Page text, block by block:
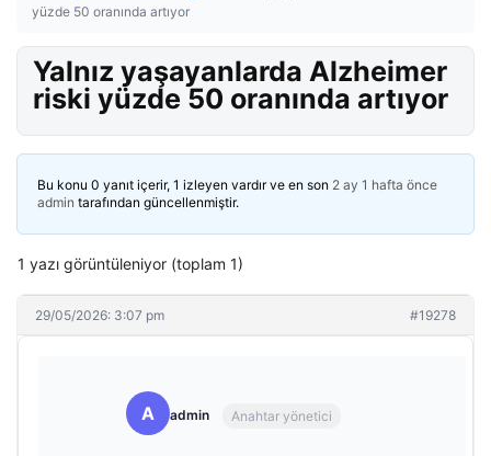
yüzde 50 oranında artıyor
Yalnız yaşayanlarda Alzheimer
riski yüzde 50 oranında artıyor
Bu konu 0 yanıt içerir, 1 izleyen vardır ve en son 2 ay 1 hafta önce
admin tarafından güncellenmiştir.
1 yazı görüntüleniyor (toplam 1)
29/05/2026: 3:07 pm #19278
A admin Anahtar yönetici